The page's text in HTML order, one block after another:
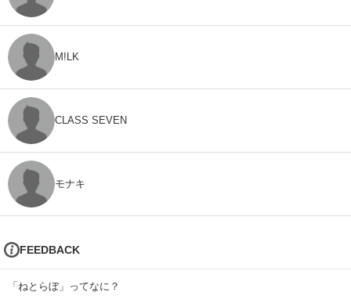
M!LK
CLASS SEVEN
モナキ
FEEDBACK
「ねとらぼ」ってなに？